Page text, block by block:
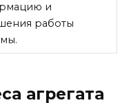
и
работы
агрегата